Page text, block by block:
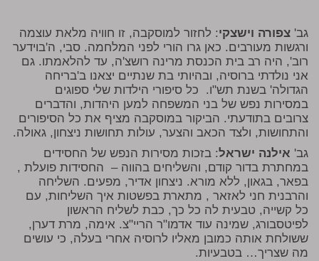
גב' צפורה וישצקי: לחזור למוסקבה, זו חוויה מלאת עוצמה
ורגשות מעורבים. כאן גרו הורי לפני המלחמה. סבי, ה'בוידער
רוב', היה רב בית הכנסת מרינה רושצ'ה, עד להלאמתו. גם
אני נולדתי ברוסיה, ובהיותי בת שנתיים יצאנו ב'בריחה
הגדולה' בשנת תש"ו. כל סיפורי הילדות שלי ספוגים
במסירות נפש של בני המשפחה למען היהדות, והדברים
צרובים בתודעתי. הביקור במוסקבה מציף את כל הסיפורים
והתחושות, ולצד הכאב והצער, עולות תחושות ניצחון, גאולה.
גב' אילנה ישראל: בזכות מסירות הנפש של החסידים
במחתרת בדור קודם, והשליחים בהווה – החסידות פועלת ,
בפאר, בגאון, ללא מורא. ניצחון אדיר, מפעים. השליחה
והרבנית חני לאזאר , מתארת בפשטות איך השליחות, עם
כל קשייה, טבעית לה כל כך, כבת לשליח הראשון
לפיטסבורג, שמינה עוד אדמו"ר הריי"צ. אימה, מרת דערן,
ששולחת אותה כמובן מאליו לרוסיה אחרי בעלה, כי עושים
מה שצריך… בטבעיות.